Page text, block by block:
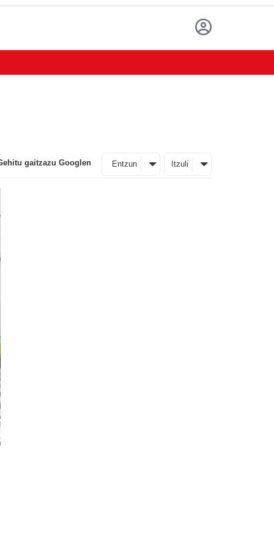
gaitzazu Googlen Entzun Itzuli